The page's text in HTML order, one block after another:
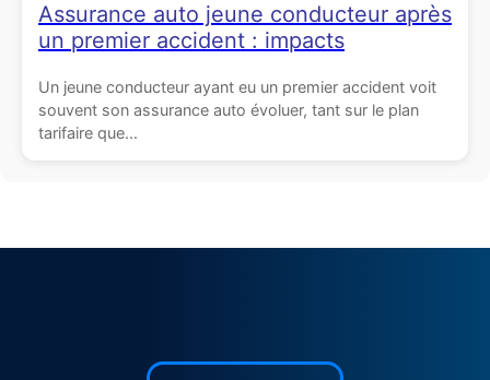
Assurance auto jeune conducteur après
un premier accident : impacts
Un jeune conducteur ayant eu un premier accident voit
souvent son assurance auto évoluer, tant sur le plan
tarifaire que...